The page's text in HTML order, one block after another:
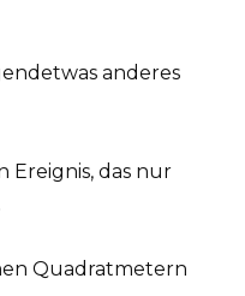
anderes
Ereignis, das nur
Quadratmetern